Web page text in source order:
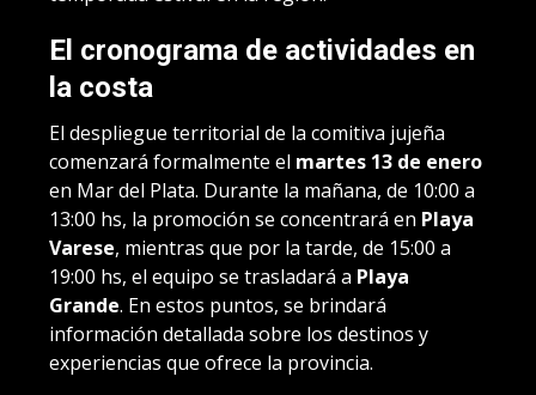
El cronograma de actividades en
la costa
El despliegue territorial de la comitiva jujeña
comenzará formalmente el martes 13 de enero
en Mar del Plata. Durante la mañana, de 10:00 a
13:00 hs, la promoción se concentrará en Playa
Varese, mientras que por la tarde, de 15:00 a
19:00 hs, el equipo se trasladará a Playa
Grande. En estos puntos, se brindará
información detallada sobre los destinos y
experiencias que ofrece la provincia.